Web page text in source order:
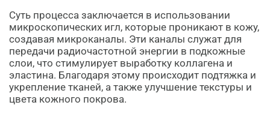
Суть процесса заключается в использовании
микроскопических игл, которые проникают в кожу,
создавая микроканалы. Эти каналы служат для
передачи радиочастотной энергии в подкожные
слои, что стимулирует выработку коллагена и
эластина. Благодаря этому происходит подтяжка и
укрепление тканей, а также улучшение текстуры и
цвета кожного покрова.